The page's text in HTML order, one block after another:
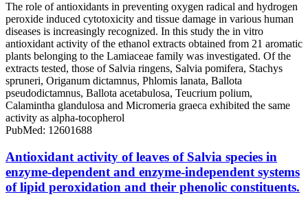
The role of antioxidants in preventing oxygen radical and hydrogen
peroxide induced cytotoxicity and tissue damage in various human
diseases is increasingly recognized. In this study the in vitro
antioxidant activity of the ethanol extracts obtained from 21 aromatic
plants belonging to the Lamiaceae family was investigated. Of the
extracts tested, those of Salvia ringens, Salvia pomifera, Stachys
spruneri, Origanum dictamnus, Phlomis lanata, Ballota
pseudodictamnus, Ballota acetabulosa, Teucrium polium,
Calamintha glandulosa and Micromeria graeca exhibited the same
activity as alpha-tocopherol
PubMed: 12601688
Antioxidant activity of leaves of Salvia species in
enzyme-dependent and enzyme-independent systems
of lipid peroxidation and their phenolic constituents.